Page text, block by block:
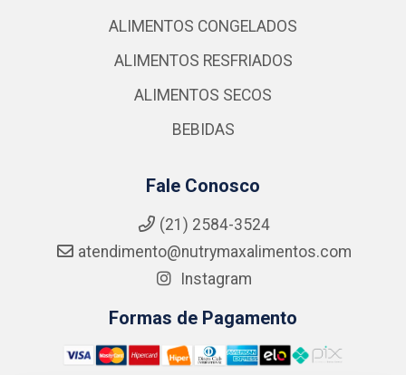
ALIMENTOS CONGELADOS
ALIMENTOS RESFRIADOS
ALIMENTOS SECOS
BEBIDAS
Fale Conosco
(21) 2584-3524
atendimento@nutrymaxalimentos.com
Instagram
Formas de Pagamento